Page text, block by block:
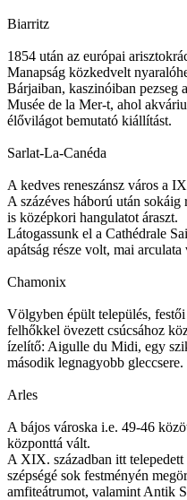
Biarritz
1854 után az európai
Manapság közkedvelt
Bárjaiban, kaszinóiban pezseg
Musée de la Mer-t, ahol
élővilágot bemutató kiállítást.
Sarlat-La-Canéda
A kedves reneszánsz város a
A százéves háború után
is középkori hangulatot áraszt.
Látogassunk el a Cathédrale
apátság része volt, mai
Chamonix
Völgyben épült település,
felhőkkel övezett csúcsához
ízelítő: Aigulle du Midi, egy
második legnagyobb gleccsere.
Arles
A bájos városka i.e. 49-46
központtá vált.
A XIX. században itt
szépségé sok festményén
amfiteátrumot, valamint Antik